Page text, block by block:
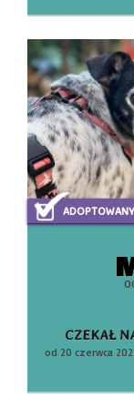
ADOPTOWANY
CZEKAŁ
od 20 czerwca